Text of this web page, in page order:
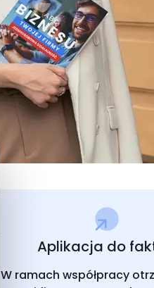
W ramach współpracy
Aplikacja do